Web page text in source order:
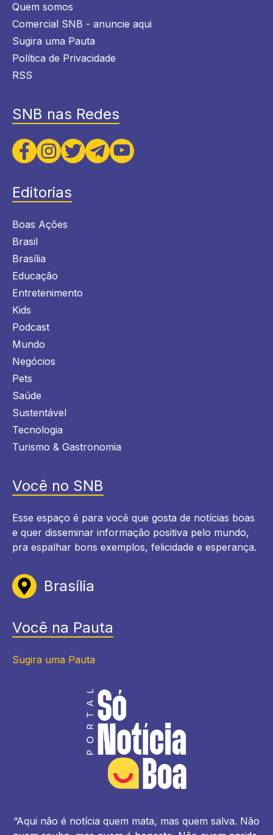
Quem somos
Comercial SNB - anuncie aqui
Sugira uma Pauta
Política de Privacidade
RSS
SNB nas Redes
Editorias
Boas Ações
Brasil
Brasília
Educação
Entretenimento
Kids
Podcast
Mundo
Negócios
Pets
Saúde
Sustentável
Tecnologia
Turismo & Gastronomia
Você no SNB
Esse espaço é para você que gosta de notícias boas
e quer disseminar informação positiva pelo mundo,
pra espalhar bons exemplos, felicidade e esperança.
Brasília
Você na Pauta
Sugira uma Pauta
“Aqui não é notícia quem mata, mas quem salva. Não